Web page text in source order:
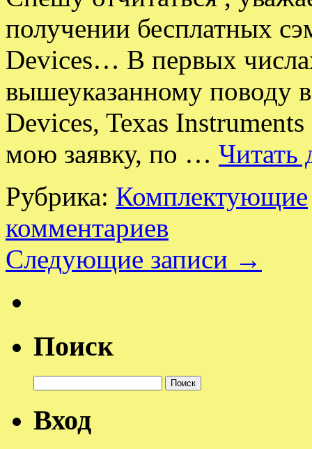
получении бесплатных
Devices… В первых
вышеуказанному поводу
Devices, Texas
мою заявку, по … Читать
Рубрика: Комплектующие
комментариев
Следующие записи →
Поиск
Вход